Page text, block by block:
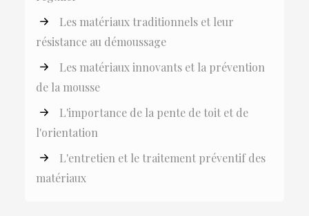
Les matériaux traditionnels et leur
résistance au démoussage
Les matériaux innovants et la prévention
de la mousse
L'importance de la pente de toit et de
l'orientation
L'entretien et le traitement préventif des
matériaux